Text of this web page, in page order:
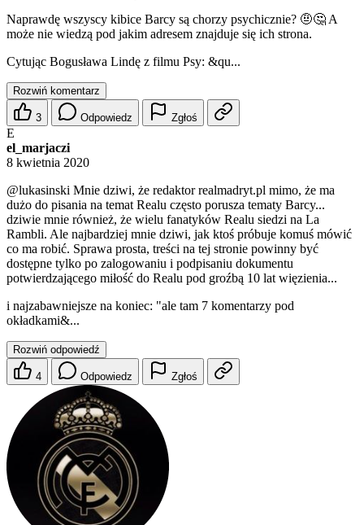
Naprawdę wszyscy kibice Barcy są chorzy psychicznie? 🤨🤔 A
może nie wiedzą pod jakim adresem znajduje się ich strona.
Cytując Bogusława Lindę z filmu Psy: &qu...
Rozwiń komentarz
3 Odpowiedz Zgłoś
E
el_marjaczi
8 kwietnia 2020
@lukasinski Mnie dziwi, że redaktor realmadryt.pl mimo, że ma
dużo do pisania na temat Realu często porusza tematy Barcy...
dziwie mnie również, że wielu fanatyków Realu siedzi na La
Rambli. Ale najbardziej mnie dziwi, jak ktoś próbuje komuś mówić
co ma robić. Sprawa prosta, treści na tej stronie powinny być
dostępne tylko po zalogowaniu i podpisaniu dokumentu
potwierdzającego miłość do Realu pod groźbą 10 lat więzienia...
i najzabawniejsze na koniec: "ale tam 7 komentarzy pod
okładkami&...
Rozwiń odpowiedź
4 Odpowiedz Zgłoś